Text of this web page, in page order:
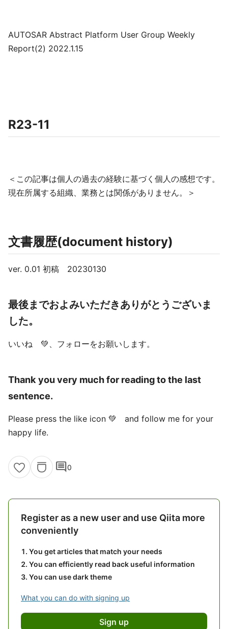
AUTOSAR Abstract Platform User Group Weekly
Report(2) 2022.1.15
R23-11
＜この記事は個人の過去の経験に基づく個人の感想です。
現在所属する組織、業務とは関係がありません。＞
文書履歴(document history)
ver. 0.01 初稿 20230130
最後までおよみいただきありがとうございま
した。
いいね 💚、フォローをお願いします。
Thank you very much for reading to the last
sentence.
Please press the like icon 💚 and follow me for your
happy life.
comment0
Register as a new user and use Qiita more
conveniently
You get articles that match your needs
You can efficiently read back useful information
You can use dark theme
What you can do with signing up
Sign up